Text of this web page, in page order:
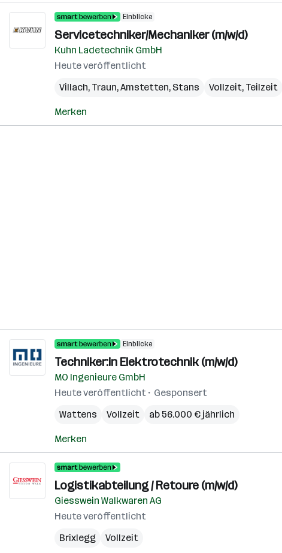
Einblicke
Servicetechniker/Mechaniker (m/w/d)
Kuhn Ladetechnik GmbH
Heute veröffentlicht
Villach, Traun,Amstetten, Stans Vollzeit, Teilzeit
Merken
Einblicke
Techniker:in Elektrotechnik (m/w/d)
MO Ingenieure GmbH
Heute veröffentlicht
Gesponsert
Wattens
Vollzeit ab 56.000 € jährlich
Merken
Logistikabteilung / Retoure (m/w/d)
Giesswein Walkwaren AG
Heute veröffentlicht
Brixlegg
Vollzeit